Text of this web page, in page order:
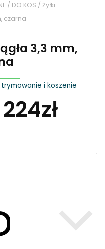
/ DO KOS / Żyłki
czarna
3,3 mm,
i koszenie
224zł